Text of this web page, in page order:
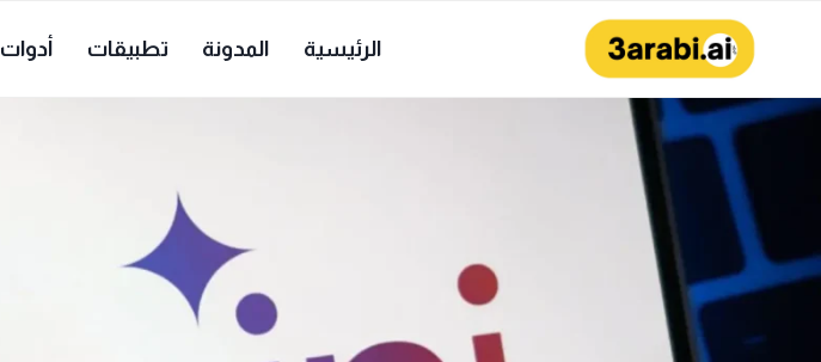
الرئيسية المدونة تطبيقات أدوات